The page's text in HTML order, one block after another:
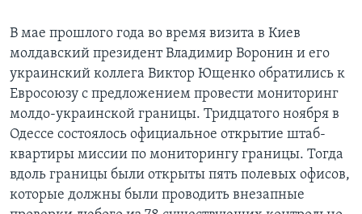
Learning English
СОЦИАЛЬНЫЕ СЕТИ
Языки
В мае прошлого года во время визита в Киев
молдавский президент Владимир Воронин и его
украинский коллега Виктор Ющенко обратились к
Евросоюзу с предложением провести мониторинг
молдо-украинской границы. Тридцатого ноября в
Одессе состоялось официальное открытие штаб-
квартиры миссии по мониторингу границы. Тогда
вдоль границы были открыты пять полевых офисов,
которые должны были проводить внезапные